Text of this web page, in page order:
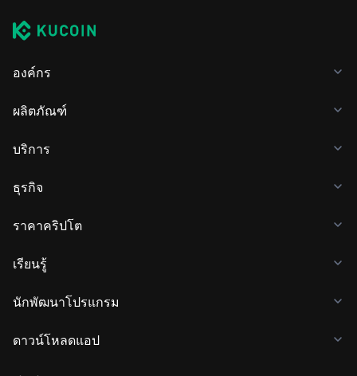
องค์กร
ผลิตภัณฑ์
บริการ
ธุรกิจ
ราคาคริปโต
เรียนรู้
นักพัฒนาโปรแกรม
ดาวน์โหลดแอป